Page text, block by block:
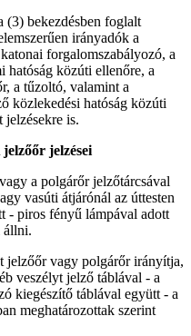
(3) bekezdésben foglalt
irányadók a
forgalomszabályozó, a
hatóság közúti ellenőre, a
a tűzoltó, valamint a
közlekedési hatóság közúti
jelzésekre is.
jelzőőr jelzései
a polgárőr jelzőtárcsával
vasúti átjárónál az úttesten
- piros fényű lámpával adott
állni.
jelzőőr vagy polgárőr irányítja,
veszélyt jelző táblával - a
kiegészítő táblával együtt - a
meghatározottak szerint